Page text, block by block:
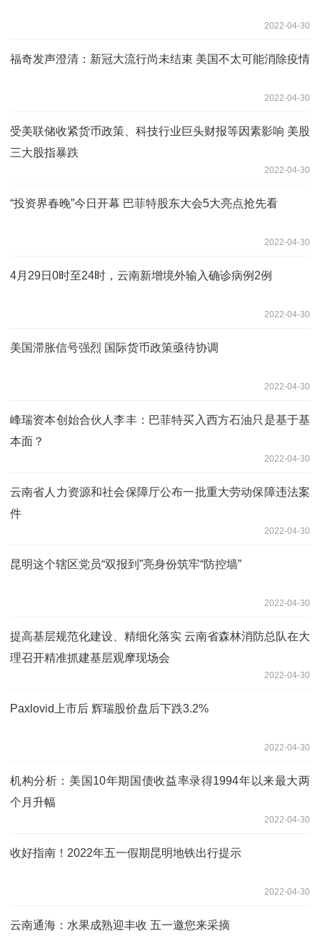
2022-04-30
福奇发声澄清：新冠大流行尚未结束 美国不太可能消除疫情
2022-04-30
受美联储收紧货币政策、科技行业巨头财报等因素影响 美股
三大股指暴跌
2022-04-30
“投资界春晚”今日开幕 巴菲特股东大会5大亮点抢先看
2022-04-30
4月29日0时至24时，云南新增境外输入确诊病例2例
2022-04-30
美国滞胀信号强烈 国际货币政策亟待协调
2022-04-30
峰瑞资本创始合伙人李丰：巴菲特买入西方石油只是基于基
本面？
2022-04-30
云南省人力资源和社会保障厅公布一批重大劳动保障违法案
件
2022-04-30
昆明这个辖区党员“双报到”亮身份筑牢“防控墙”
2022-04-30
提高基层规范化建设、精细化落实 云南省森林消防总队在大
理召开精准抓建基层观摩现场会
2022-04-30
Paxlovid上市后 辉瑞股价盘后下跌3.2%
2022-04-30
机构分析：美国10年期国债收益率录得1994年以来最大两
个月升幅
2022-04-30
收好指南！2022年五一假期昆明地铁出行提示
2022-04-30
云南通海：水果成熟迎丰收 五一邀您来采摘